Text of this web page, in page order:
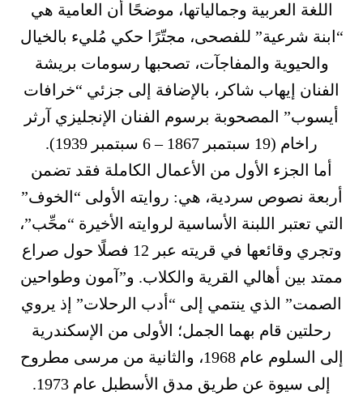
اللغة العربية وجمالياتها، موضحًا أن العامية هي
“ابنة شرعية” للفصحى، مجتّرًا حكي مُليء بالخيال
والحيوية والمفاجآت، تصحبها رسومات بريشة
الفنان إيهاب شاكر، بالإضافة إلى جزئي “خرافات
أيسوب” المصحوبة برسوم الفنان الإنجليزي آرثر
راخام (19 سبتمبر 1867 – 6 سبتمبر 1939).
أما الجزء الأول من الأعمال الكاملة فقد تضمن
أربعة نصوص سردية، هي: روايته الأولى “الخوف”
التي تعتبر اللبنة الأساسية لروايته الأخيرة “محِّب”،
وتجري وقائعها في قريته عبر 12 فصلًا حول صراع
ممتد بين أهالي القرية والكلاب. و”آمون وطواحين
الصمت” الذي ينتمي إلى “أدب الرحلات” إذ يروي
رحلتين قام بهما الجمل؛ الأولى من الإسكندرية
إلى السلوم عام 1968، والثانية من مرسى مطروح
إلى سيوة عن طريق مدق الأسطبل عام 1973.